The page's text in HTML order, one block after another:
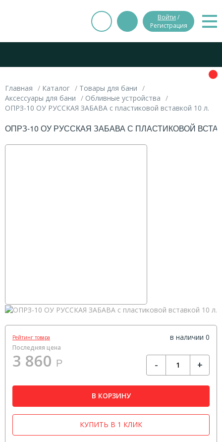
Войти /
Регистрация
Главная Каталог
Товары для бани
Аксессуары для бани
Обливные устройства
ОПРЗ-10 ОУ РУССКАЯ ЗАБАВА с пластиковой вставкой 10 л.
ОПРЗ-10 ОУ РУССКАЯ ЗАБАВА С ПЛАСТИКОВОЙ
Рейтинг товара в наличии 0
Последняя цена
3 860 Р - +
В КОРЗИНУ
КУПИТЬ В 1 КЛИК